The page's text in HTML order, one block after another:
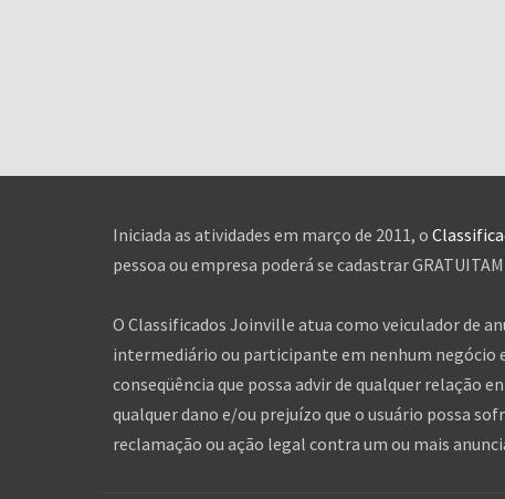
Iniciada as atividades em março de 2011, o
pessoa ou empresa poderá se cadastrar
O Classificados Joinville atua como veiculador de
intermediário ou participante em nenhum negócio
conseqüência que possa advir de qualquer relação
qualquer dano e/ou prejuízo que o usuário possa
reclamação ou ação legal contra um ou mais